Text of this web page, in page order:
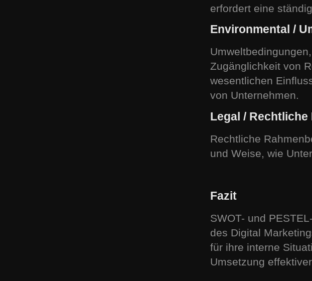
erfordert eine
Environmental /
Zugänglichkeit von
wesentlichen
von Unternehmen.
Legal / Rechtliche
Rechtliche
und Weise, wie
Fazit
SWOT- und
des Digital
für ihre interne
Umsetzung